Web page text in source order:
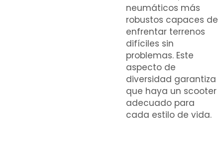
neumáticos más
robustos capaces de
enfrentar terrenos
difíciles sin
problemas. Este
aspecto de
diversidad garantiza
que haya un scooter
adecuado para
cada estilo de vida.